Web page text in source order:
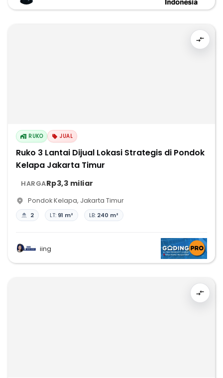
RUKO JUAL
Ruko 3 Lantai Dijual Lokasi Strategis di Pondok
Kelapa Jakarta Timur
HARGARp3,3 miliar
Pondok Kelapa, Jakarta Timur
2 LT: 91 m² LB: 240 m²
iing